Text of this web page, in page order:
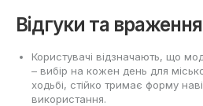
Відгуки та
Користувачі відзначають, що
– вибір на кожен день для
ходьбі, стійко тримає форму
використання.